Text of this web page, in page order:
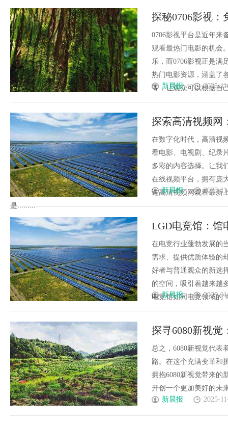
探秘0706影视：
0706影视平台是近年来
观看最热门电影的机会
乐，而0706影视正是满
热门电影资源，涵盖了
等，让观众可以根据自
新晨报 2025-
探索高清视频网
在数字化时代，高清视
看电影、电视剧、纪录
多彩的内容选择。让我
在线视频平台，拥有庞
过高清视频网观看最新
是.........
新晨报 2025-
LGD电竞馆：馆
在电竞行业蓬勃发展的
需求、提供优质体验的
好者与普通观众的新选
的空间，吸引着越来越
电竞馆如同电竞领域的
新晨报 2025-
探寻6080新视觉
总之，6080新视觉代表
路。在这个充满变革和
拥抱6080新视觉带来的
开创一个更加美好的未
新晨报
2025-